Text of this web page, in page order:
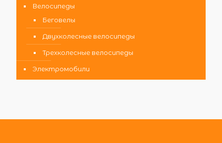
Велосипеды
Беговелы
Двухколесные велосипеды
Трехколесные велосипеды
Электромобили